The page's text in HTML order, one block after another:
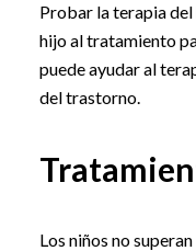
Probar la terapia
hijo al tratamiento
puede ayudar al
del trastorno.
Los niños no